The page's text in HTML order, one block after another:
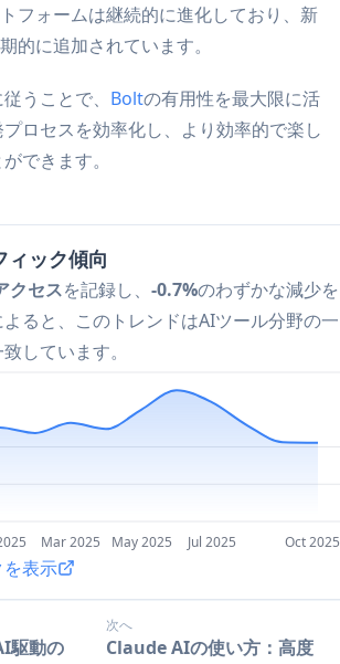
フォームは継続的に進化しており、新
的に追加されています。
うことで、 Boltの有用性を最大限に活
ロセスを効率化し、より効率的で楽し
できます。
ック傾向
クセスを記録し、 -0.7%のわずかな減少を
ると、このトレンドはAIツール分野の一
しています。
Mar 2025 May 2025 Jul 2025 Oct 2025
表示
駆動の
次へ
Claude AIの使い方：高度